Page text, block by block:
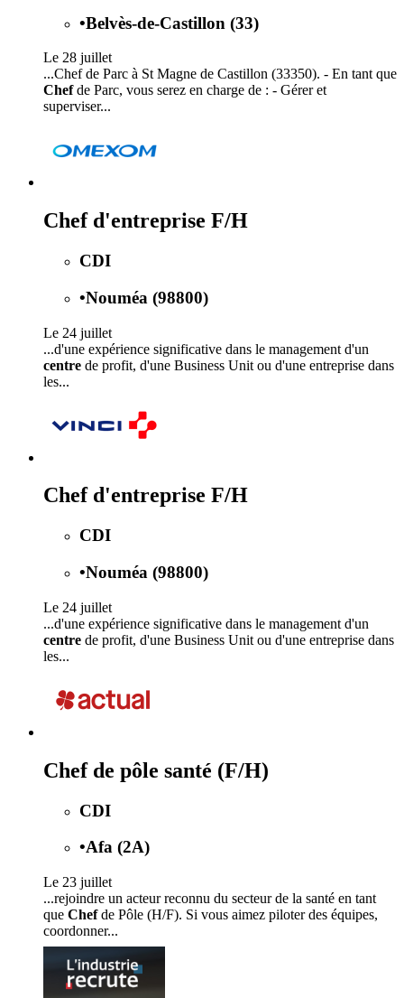
•Belvès-de-Castillon (33)
Le 28 juillet
...Chef de Parc à St Magne de Castillon (33350). - En tant que
Chefde Parc, vous serez en charge de : - Gérer et
superviser...
Chef d'entreprise F/H
CDI
•Nouméa (98800)
Le 24 juillet
...d'une expérience significative dans le management d'un
centre de profit, d'une Business Unit ou d'une entreprise dans
les...
Chef d'entreprise F/H
CDI
•Nouméa (98800)
Le 24 juillet
...d'une expérience significative dans le management d'un
centre de profit, d'une Business Unit ou d'une entreprise dans
les...
Chef de pôle santé (F/H)
CDI
•Afa (2A)
Le 23 juillet
...rejoindre un acteur reconnu du secteur de la santé en tant
que Chefde Pôle (H/F). Si vous aimez piloter des équipes,
coordonner...